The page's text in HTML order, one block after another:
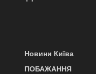
Новини Київа
ПОБАЖАННЯ